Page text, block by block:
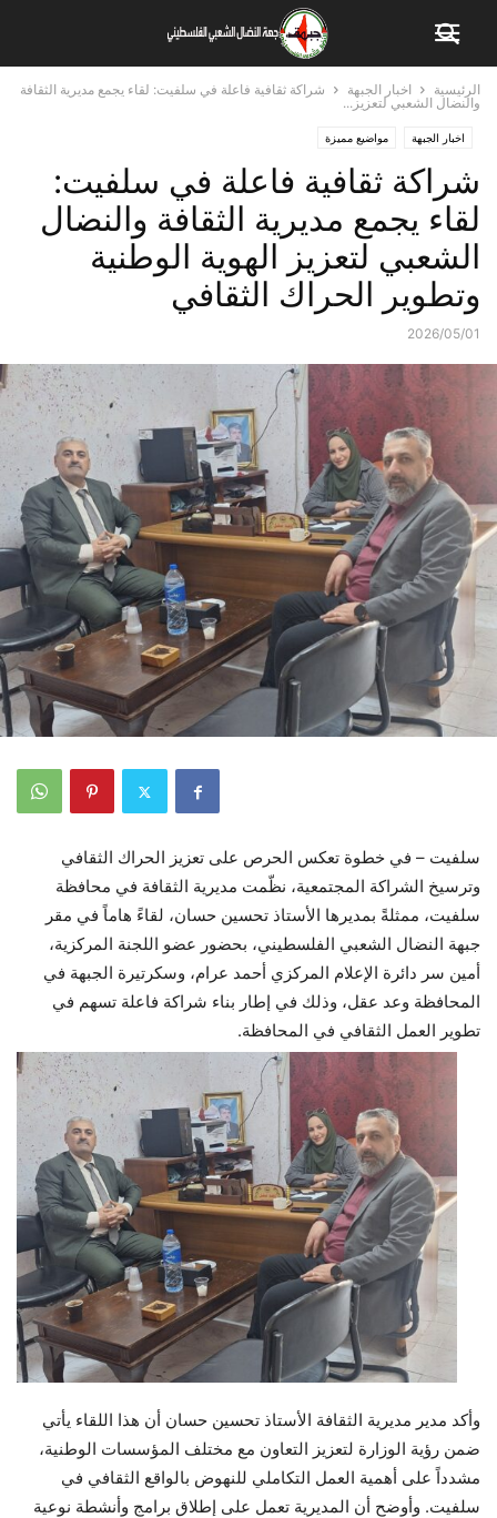
الرئيسية اخبار الجبهة
شراكة ثقافية فاعلة في سلفيت: لقاء يجمع مديرية الثقافة
والنضال الشعبي لتعزيز...
اخبار الجبهة مواضيع مميزة
شراكة ثقافية فاعلة في سلفيت:
لقاء يجمع مديرية الثقافة والنضال
الشعبي لتعزيز الهوية الوطنية
وتطوير الحراك الثقافي
2026/05/01
سلفيت – في خطوة تعكس الحرص على تعزيز الحراك الثقافي
وترسيخ الشراكة المجتمعية، نظّمت مديرية الثقافة في محافظة
سلفيت، ممثلةً بمديرها الأستاذ تحسين حسان، لقاءً هاماً في مقر
جبهة النضال الشعبي الفلسطيني، بحضور عضو اللجنة المركزية،
أمين سر دائرة الإعلام المركزي أحمد عرام، وسكرتيرة الجبهة في
المحافظة وعد عقل، وذلك في إطار بناء شراكة فاعلة تسهم في
تطوير العمل الثقافي في المحافظة.
وأكد مدير مديرية الثقافة الأستاذ تحسين حسان أن هذا اللقاء يأتي
ضمن رؤية الوزارة لتعزيز التعاون مع مختلف المؤسسات الوطنية،
مشدداً على أهمية العمل التكاملي للنهوض بالواقع الثقافي في
سلفيت. وأوضح أن المديرية تعمل على إطلاق برامج وأنشطة نوعية